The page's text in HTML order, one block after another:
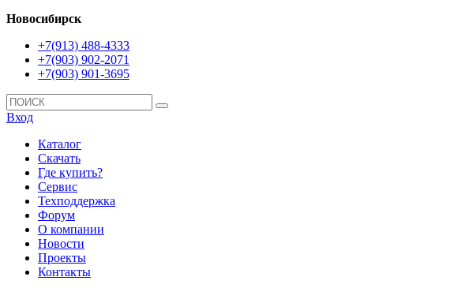
Новосибирск
+7(913) 488-4333
+7(903) 902-2071
+7(903) 901-3695
Вход
Каталог
Скачать
Где купить?
Сервис
Техподдержка
Форум
О компании
Новости
Проекты
Контакты